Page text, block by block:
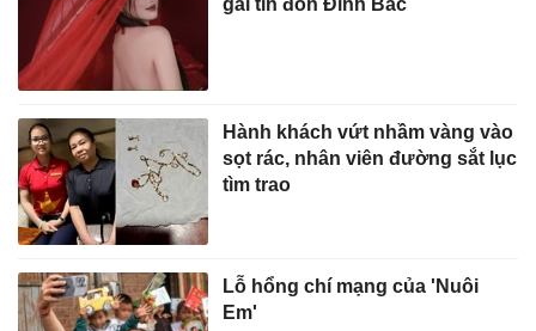
Hành khách vứt nhầm vàng vào
sọt rác, nhân viên đường sắt lục
tìm trao
Lỗ hổng chí mạng của 'Nuôi
Em'